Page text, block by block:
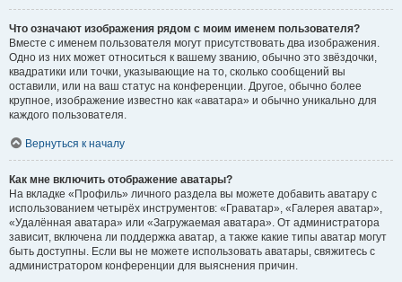
Что означают изображения рядом с моим именем пользователя?
Вместе с именем пользователя могут присутствовать два изображения.
Одно из них может относиться к вашему званию, обычно это звёздочки,
квадратики или точки, указывающие на то, сколько сообщений вы
оставили, или на ваш статус на конференции. Другое, обычно более
крупное, изображение известно как «аватара» и обычно уникально для
каждого пользователя.
Вернуться к началу
Как мне включить отображение аватары?
На вкладке «Профиль» личного раздела вы можете добавить аватару с
использованием четырёх инструментов: «Граватар», «Галерея аватар»,
«Удалённая аватара» или «Загружаемая аватара». От администратора
зависит, включена ли поддержка аватар, а также какие типы аватар могут
быть доступны. Если вы не можете использовать аватары, свяжитесь с
администратором конференции для выяснения причин.